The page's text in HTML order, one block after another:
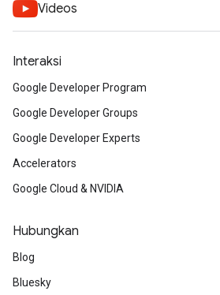
Videos
Interaksi
Google Developer Program
Google Developer Groups
Google Developer Experts
Accelerators
Google Cloud & NVIDIA
Hubungkan
Blog
Bluesky